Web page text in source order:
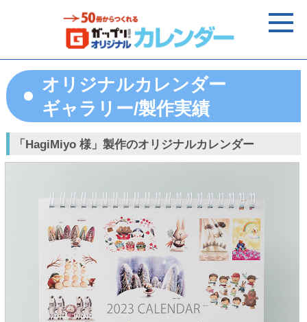
オリジナルカレンダー
ギャラリー/製作実績
「HagiMiyo 様」製作のオリジナルカレンダー